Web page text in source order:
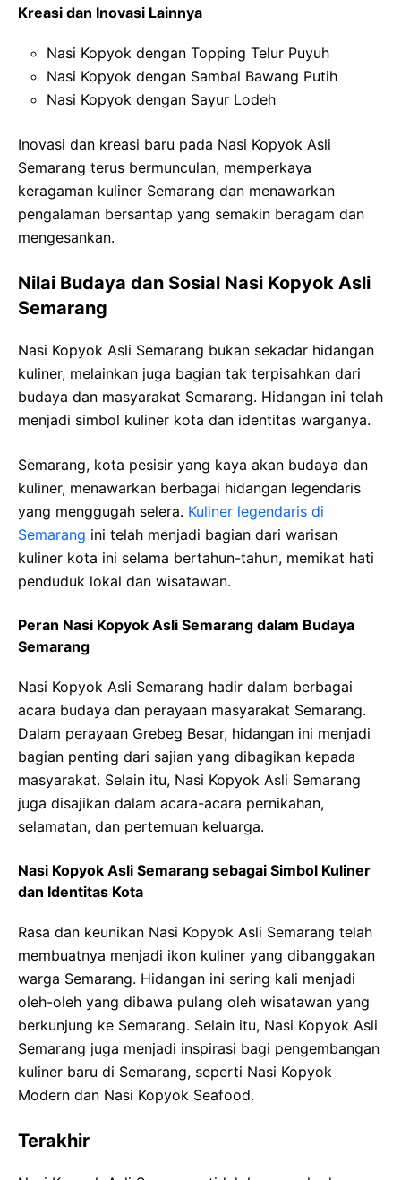
Kreasi dan Inovasi Lainnya
Nasi Kopyok dengan Topping Telur Puyuh
Nasi Kopyok dengan Sambal Bawang Putih
Nasi Kopyok dengan Sayur Lodeh
Inovasi dan kreasi baru pada Nasi Kopyok Asli
Semarang terus bermunculan, memperkaya
keragaman kuliner Semarang dan menawarkan
pengalaman bersantap yang semakin beragam dan
mengesankan.
Nilai Budaya dan Sosial Nasi Kopyok Asli
Semarang
Nasi Kopyok Asli Semarang bukan sekadar hidangan
kuliner, melainkan juga bagian tak terpisahkan dari
budaya dan masyarakat Semarang. Hidangan ini telah
menjadi simbol kuliner kota dan identitas warganya.
Semarang, kota pesisir yang kaya akan budaya dan
kuliner, menawarkan berbagai hidangan legendaris
yang menggugah selera. Kuliner legendaris di
Semarang ini telah menjadi bagian dari warisan
kuliner kota ini selama bertahun-tahun, memikat hati
penduduk lokal dan wisatawan.
Peran Nasi Kopyok Asli Semarang dalam Budaya
Semarang
Nasi Kopyok Asli Semarang hadir dalam berbagai
acara budaya dan perayaan masyarakat Semarang.
Dalam perayaan Grebeg Besar, hidangan ini menjadi
bagian penting dari sajian yang dibagikan kepada
masyarakat. Selain itu, Nasi Kopyok Asli Semarang
juga disajikan dalam acara-acara pernikahan,
selamatan, dan pertemuan keluarga.
Nasi Kopyok Asli Semarang sebagai Simbol Kuliner
dan Identitas Kota
Rasa dan keunikan Nasi Kopyok Asli Semarang telah
membuatnya menjadi ikon kuliner yang dibanggakan
warga Semarang. Hidangan ini sering kali menjadi
oleh-oleh yang dibawa pulang oleh wisatawan yang
berkunjung ke Semarang. Selain itu, Nasi Kopyok Asli
Semarang juga menjadi inspirasi bagi pengembangan
kuliner baru di Semarang, seperti Nasi Kopyok
Modern dan Nasi Kopyok Seafood.
Terakhir